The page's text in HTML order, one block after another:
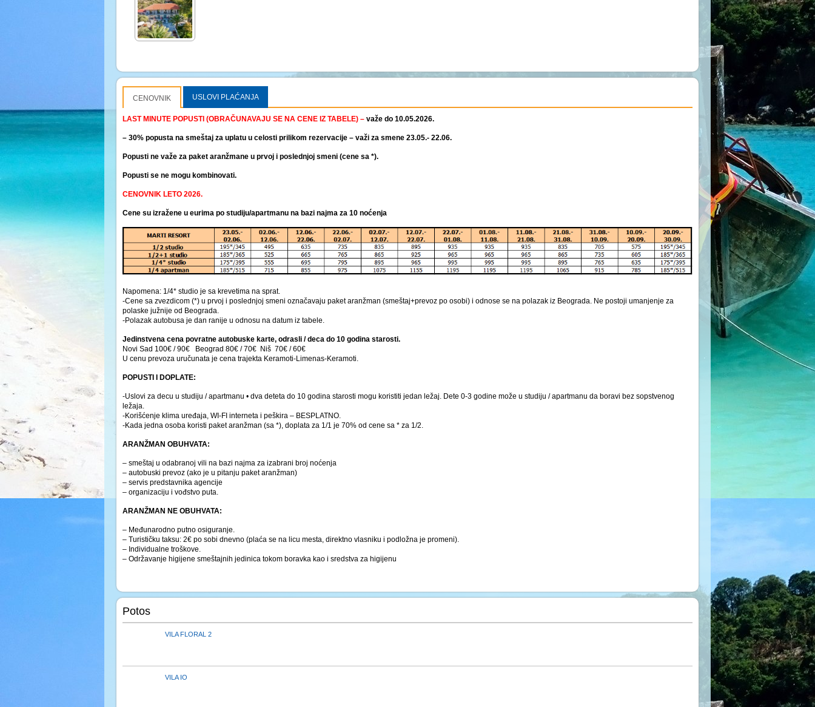
CENOVNIK USLOVI PLAĆANJA
LAST MINUTE POPUSTI (OBRAČUNAVAJU SE NA CENE IZ TABELE) – važe do 10.05.2026.
– 30% popusta na smeštaj za uplatu u celosti prilikom rezervacije – važi za smene 23.05.- 22.06.
Popusti ne važe za paket aranžmane u prvoj i poslednjoj smeni (cene sa *).
Popusti se ne mogu kombinovati.
CENOVNIK LETO 2026.
Cene su izražene u eurima po studiju/apartmanu na bazi najma za 10 noćenja
Napomena: 1/4* studio je sa krevetima na sprat.
-Cene sa zvezdicom (*) u prvoj i poslednjoj smeni označavaju paket aranžman (smeštaj+prevoz po osobi) i odnose se na polazak iz Beograda. Ne postoji umanjenje za
polaske južnije od Beograda.
-Polazak autobusa je dan ranije u odnosu na datum iz tabele.
Jedinstvena cena povratne autobuske karte, odrasli / deca do 10 godina starosti.
Novi Sad 100€ / 90€ Beograd 80€ / 70€ Niš 70€ / 60€
U cenu prevoza uručunata je cena trajekta Keramoti-Limenas-Keramoti.
POPUSTI I DOPLATE:
-Uslovi za decu u studiju / apartmanu • dva deteta do 10 godina starosti mogu koristiti jedan ležaj. Dete 0-3 godine može u studiju / apartmanu da boravi bez sopstvenog
ležaja.
-Korišćenje klima uređaja, WI-FI interneta i peškira – BESPLATNO.
-Kada jedna osoba koristi paket aranžman (sa *), doplata za 1/1 je 70% od cene sa * za 1/2.
ARANŽMAN OBUHVATA:
– smeštaj u odabranoj vili na bazi najma za izabrani broj noćenja
– autobuski prevoz (ako je u pitanju paket aranžman)
– servis predstavnika agencije
– organizaciju i vođstvo puta.
ARANŽMAN NE OBUHVATA:
– Međunarodno putno osiguranje.
– Turističku taksu: 2€ po sobi dnevno (plaća se na licu mesta, direktno vlasniku i podložna je promeni).
– Individualne troškove.
– Održavanje higijene smeštajnih jedinica tokom boravka kao i sredstva za higijenu
Potos
VILA FLORAL 2
VILA IO